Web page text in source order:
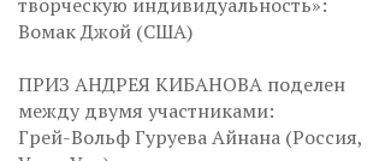
Вомак Джой (США)
ПРИЗ АНДРЕЯ КИБАНОВА поделен
между двумя участниками:
Грей-Вольф Гуруева Айнана (Россия,